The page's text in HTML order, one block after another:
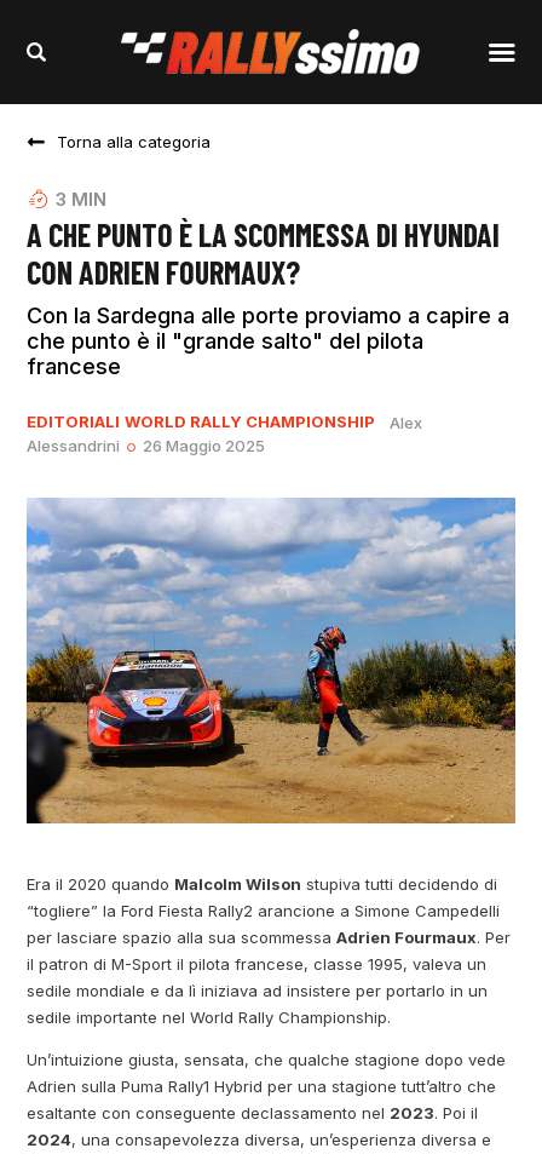
Torna alla categoria
3 MIN
A CHE PUNTO È LA SCOMMESSA DI HYUNDAI
CON ADRIEN FOURMAUX?
Con la Sardegna alle porte proviamo a capire a
che punto è il "grande salto" del pilota
francese
EDITORIALI WORLD RALLY CHAMPIONSHIP
Alex
Alessandrini
26 Maggio 2025
Era il 2020 quando Malcolm Wilson stupiva tutti decidendo di
“togliere” la Ford Fiesta Rally2 arancione a Simone Campedelli
per lasciare spazio alla sua scommessaAdrien Fourmaux. Per
il patron di M-Sport il pilota francese, classe 1995, valeva un
sedile mondiale e da lì iniziava ad insistere per portarlo in un
sedile importante nel World Rally Championship.
Un’intuizione giusta, sensata, che qualche stagione dopo vede
Adrien sulla Puma Rally1 Hybrid per una stagione tutt’altro che
esaltante con conseguente declassamento nel 2023. Poi il
2024, una consapevolezza diversa, un’esperienza diversa e